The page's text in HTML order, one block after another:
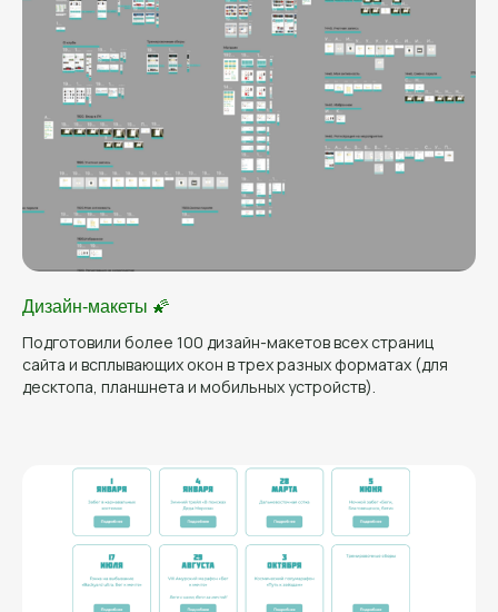
Дизайн-макеты 🌠
Подготовили более 100 дизайн-макетов всех страниц
сайта и всплывающих окон в трех разных форматах (для
десктопа, планшнета и мобильных устройств).